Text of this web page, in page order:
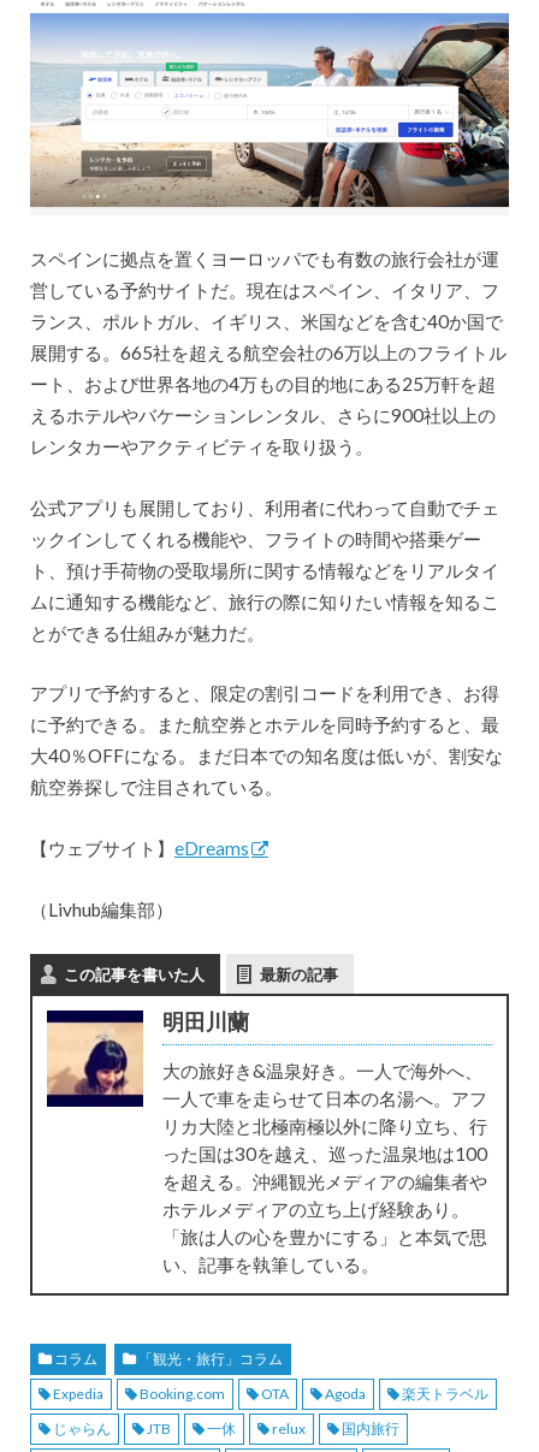
スペインに拠点を置くヨーロッパでも有数の旅行会社が運
営している予約サイトだ。現在はスペイン、イタリア、フ
ランス、ポルトガル、イギリス、米国などを含む40か国で
展開する。665社を超える航空会社の6万以上のフライトル
ート、および世界各地の4万もの目的地にある25万軒を超
えるホテルやバケーションレンタル、さらに900社以上の
レンタカーやアクティビティを取り扱う。
公式アプリも展開しており、利用者に代わって自動でチェ
ックインしてくれる機能や、フライトの時間や搭乗ゲー
ト、預け手荷物の受取場所に関する情報などをリアルタイ
ムに通知する機能など、旅行の際に知りたい情報を知るこ
とができる仕組みが魅力だ。
アプリで予約すると、限定の割引コードを利用でき、お得
に予約できる。また航空券とホテルを同時予約すると、最
大40％OFFになる。まだ日本での知名度は低いが、割安な
航空券探しで注目されている。
【ウェブサイト】 eDreams
（Livhub編集部）
この記事を書いた人 最新の記事
明田川蘭
大の旅好き&温泉好き。一人で海外へ、
一人で車を走らせて日本の名湯へ。アフ
リカ大陸と北極南極以外に降り立ち、行
った国は30を越え、巡った温泉地は100
を超える。沖縄観光メディアの編集者や
ホテルメディアの立ち上げ経験あり。
「旅は人の心を豊かにする」と本気で思
い、記事を執筆している。
コラム
「観光・旅行」コラム
Expedia
Booking.com OTA Agoda
楽天トラベル
じゃらん
JTB 一休 relux
国内旅行